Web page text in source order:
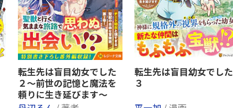
転生先は盲目幼女でした
２～前世の記憶と魔法を
頼りに生き延びます～
転生先は盲目幼女でした
３